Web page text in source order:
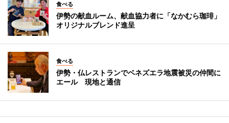
食べる
伊勢の献血ルーム、献血協力者に「なかむら珈琲」
オリジナルブレンド進呈
食べる
伊勢・仏レストランでベネズエラ地震被災の仲間に
エール 現地と通信